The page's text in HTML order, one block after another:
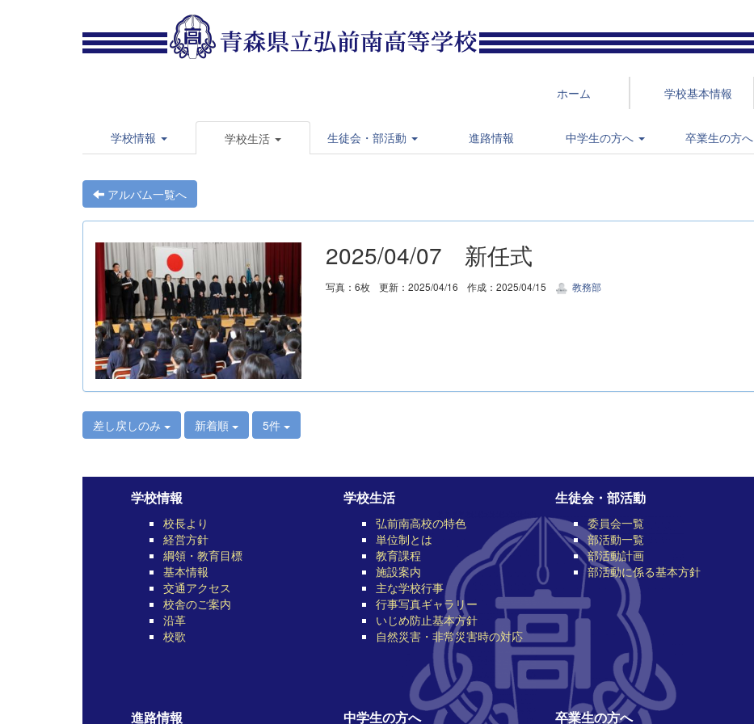
ホーム 学校基本情報
学校情報 学校生活 生徒会・部活動 進路情報 中学生の方へ 卒業生の方へ
アルバム一覧へ
2025/04/07 新任式
写真：6枚 更新：2025/04/16 作成：2025/04/15 教務部
差し戻しのみ 新着順 5件
学校情報
校長より
経営方針
綱領・教育目標
基本情報
交通アクセス
校舎のご案内
沿革
校歌
学校生活
弘前南高校の特色
単位制とは
教育課程
施設案内
主な学校行事
行事写真ギャラリー
いじめ防止基本方針
自然災害・非常災害時の対応
生徒会・部活動
委員会一覧
部活動一覧
部活動計画
部活動に係る基本方針
進路情報 中学生の方へ 卒業生の方へ